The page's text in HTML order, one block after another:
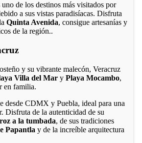
uno de los destinos más visitados por
a sus vistas paradisíacas. Disfruta
Quinta Avenida, consigue artesanías y
de la región..
y su vibrante malecón, Veracruz
Villa del Mary Playa Mocambo,
en familia.
desde CDMX y Puebla, ideal para una
Disfruta de la autenticidad de su
a la tumbada, de sus tradiciones
Papantla y de la increíble arquitectura